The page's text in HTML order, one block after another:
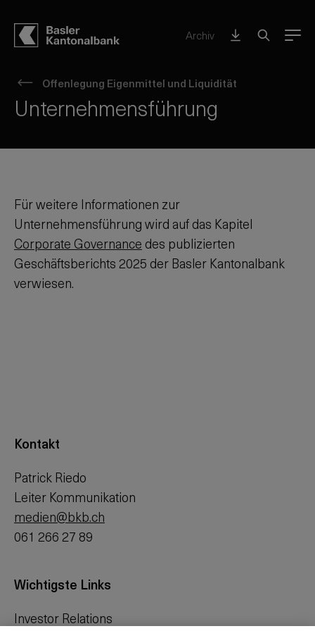
Archiv Menu
Offenlegung Eigenmittel und Liquidität
Unternehmensführung
Für weitere Informationen zur
Unternehmensführung wird auf das Kapitel
Corporate Governance des publizierten
Geschäftsberichts 2025 der Basler Kantonalbank
verwiesen.
Kontakt
Patrick Riedo
Leiter Kommunikation
medien@bkb.ch
061 266 27 89
Wichtigste Links
Investor Relations